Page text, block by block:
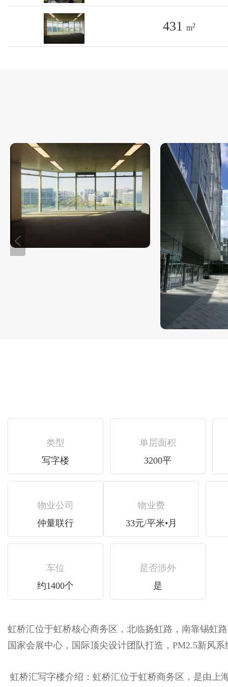
431 m2
类型
写字楼
单层面积
3200平
物业公司
仲量联行
物业费
33元/平米•月
车位
约1400个
是否涉外
是
虹桥汇位于虹桥核心商务区，北临扬虹路，南靠锡虹
国家会展中心，国际顶尖设计团队打造，PM2.5新风系
虹桥汇写字楼介绍：虹桥汇位于虹桥商务区，是